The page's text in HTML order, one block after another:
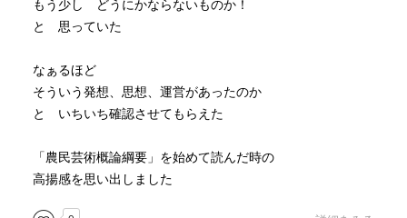
もう少し どうにかならないものか！
と 思っていた
なぁるほど
そういう発想、思想、運営があったのか
と いちいち確認させてもらえた
「農民芸術概論綱要」を始めて読んだ時の
高揚感を思い出しました